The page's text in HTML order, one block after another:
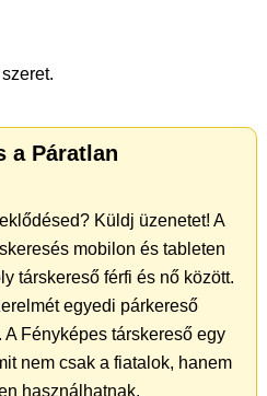
a Páratlan
Küldj üzenetet! A
mobilon és tableten
társkereső férfi és nő között.
egyedi párkereső
Fényképes társkereső egy
nem csak a fiatalok, hanem
használhatnak.